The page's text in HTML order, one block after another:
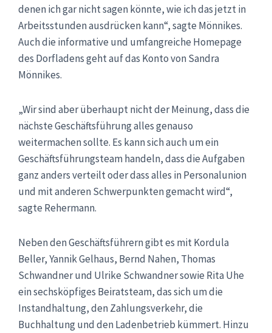
denen ich gar nicht sagen könnte, wie ich das jetzt in
Arbeitsstunden ausdrücken kann“, sagte Mönnikes.
Auch die informative und umfangreiche Homepage
des Dorfladens geht auf das Konto von Sandra
Mönnikes.
„Wir sind aber überhaupt nicht der Meinung, dass die
nächste Geschäftsführung alles genauso
weitermachen sollte. Es kann sich auch um ein
Geschäftsführungsteam handeln, dass die Aufgaben
ganz anders verteilt oder dass alles in Personalunion
und mit anderen Schwerpunkten gemacht wird“,
sagte Rehermann.
Neben den Geschäftsführern gibt es mit Kordula
Beller, Yannik Gelhaus, Bernd Nahen, Thomas
Schwandner und Ulrike Schwandner sowie Rita Uhe
ein sechsköpfiges Beiratsteam, das sich um die
Instandhaltung, den Zahlungsverkehr, die
Buchhaltung und den Ladenbetrieb kümmert. Hinzu